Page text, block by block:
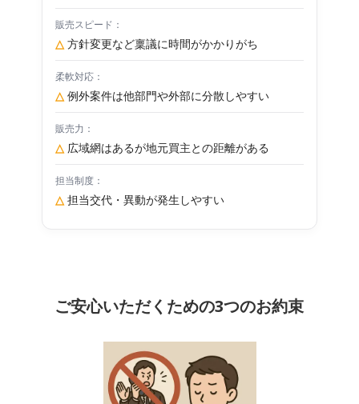
△ 方針変更など稟議に時間がかかりがち
△ 例外案件は他部門や外部に分散しやすい
△ 広域網はあるが地元買主との距離がある
△ 担当交代・異動が発生しやすい
ご安心いただくための3つのお約束